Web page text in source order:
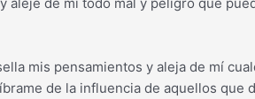
mis pensamientos y aleja de mí
de la influencia de aquellos que